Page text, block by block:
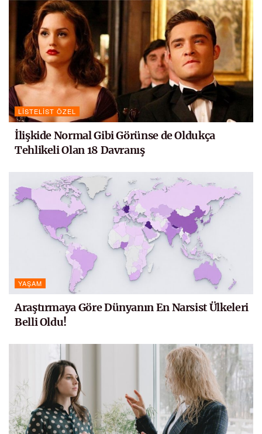
LISTELIST ÖZEL
İlişkide Normal Gibi Görünse de Oldukça
Tehlikeli Olan 18 Davranış
YAŞAM
Araştırmaya Göre Dünyanın En Narsist Ülkeleri
Belli Oldu!